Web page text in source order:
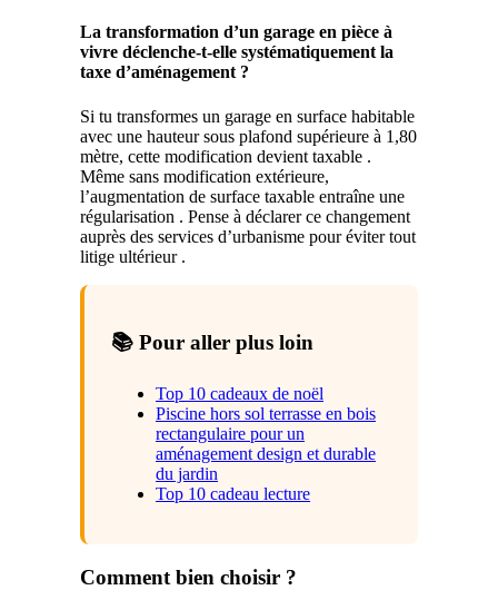
La transformation d’un garage en pièce à
vivre déclenche-t-elle systématiquement la
taxe d’aménagement ?
Si tu transformes un garage en surface habitable
avec une hauteur sous plafond supérieure à 1,80
mètre, cette modification devient taxable .
Même sans modification extérieure,
l’augmentation de surface taxable entraîne une
régularisation . Pense à déclarer ce changement
auprès des services d’urbanisme pour éviter tout
litige ultérieur .
📚 Pour aller plus loin
Top 10 cadeaux de noël
Piscine hors sol terrasse en bois
rectangulaire pour un
aménagement design et durable
du jardin
Top 10 cadeau lecture
Comment bien choisir ?